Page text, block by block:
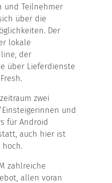
und Teilnehmer
über die
Der
lokale
der
über Lieferdienste
zwei
und
für Android
auch hier ist
hoch.
zahlreiche
allen voran